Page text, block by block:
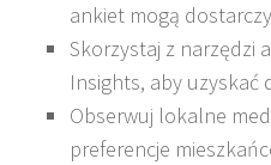
ankiet mogą
Skorzystaj z narzędzi
Insights, aby uzyskać
Obserwuj lokalne
preferencje